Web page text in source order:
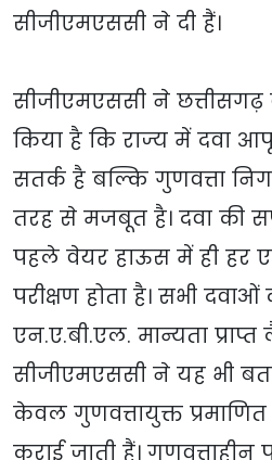
सीजीएमएससी ने दी हैं।
सीजीएमएससी ने छत्तीसगढ़
किया है कि राज्य में दवा
सतर्क है बल्कि गुणवत्ता
तरह से मजबूत है। दवा की
पहले वेयर हाऊस में ही हर
परीक्षण होता है। सभी दवाओं
एन.ए.बी.एल. मान्यता
सीजीएमएससी ने यह भी
केवल गुणवत्तायुक्त प्रमाणित
कराई जाती हैं। गुणवत्ताहीन